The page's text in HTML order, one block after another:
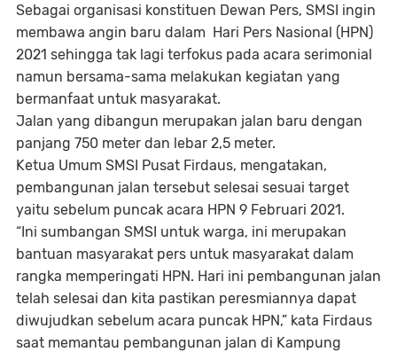
Sebagai organisasi konstituen Dewan Pers, SMSI ingin
membawa angin baru dalam Hari Pers Nasional (HPN)
2021 sehingga tak lagi terfokus pada acara serimonial
namun bersama-sama melakukan kegiatan yang
bermanfaat untuk masyarakat.
Jalan yang dibangun merupakan jalan baru dengan
panjang 750 meter dan lebar 2,5 meter.
Ketua Umum SMSI Pusat Firdaus, mengatakan,
pembangunan jalan tersebut selesai sesuai target
yaitu sebelum puncak acara HPN 9 Februari 2021.
“Ini sumbangan SMSI untuk warga, ini merupakan
bantuan masyarakat pers untuk masyarakat dalam
rangka memperingati HPN. Hari ini pembangunan jalan
telah selesai dan kita pastikan peresmiannya dapat
diwujudkan sebelum acara puncak HPN,” kata Firdaus
saat memantau pembangunan jalan di Kampung